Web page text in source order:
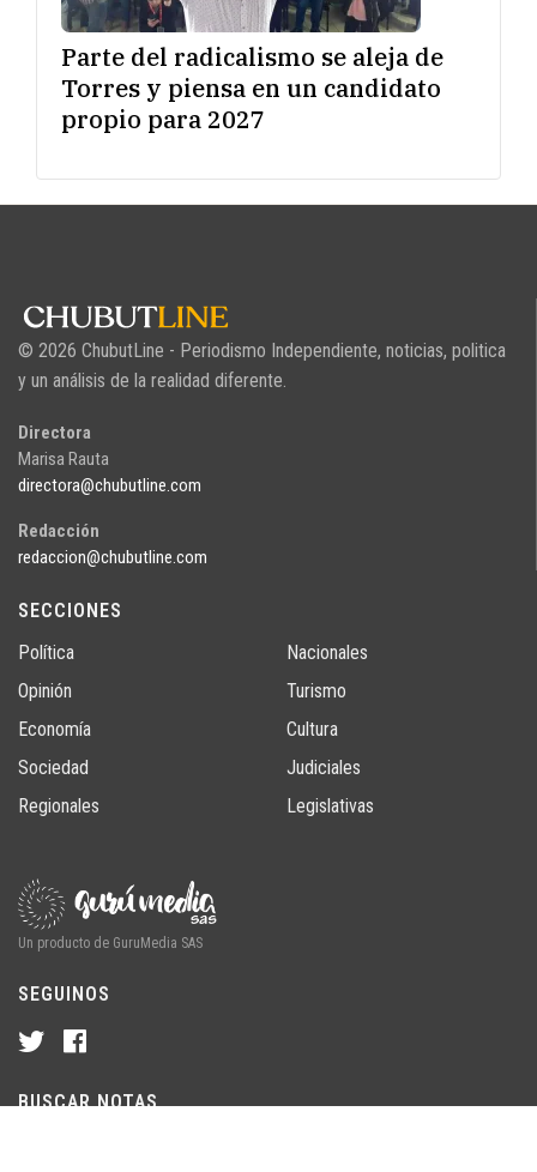
Parte del radicalismo se aleja de
Torres y piensa en un candidato
propio para 2027
© 2026 ChubutLine - Periodismo Independiente, noticias, politica
y un análisis de la realidad diferente.
Directora
Marisa Rauta
directora@chubutline.com
Redacción
redaccion@chubutline.com
SECCIONES
Política
Opinión
Economía
Sociedad
Regionales
Nacionales
Turismo
Cultura
Judiciales
Legislativas
Un producto de GuruMedia SAS
SEGUINOS
BUSCAR NOTAS